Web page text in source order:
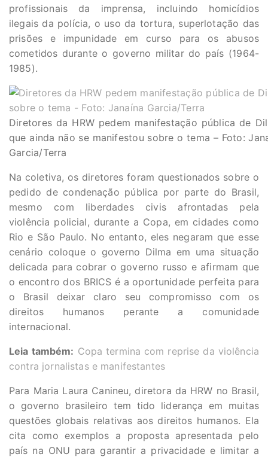
profissionais da imprensa, incluindo homicídios
ilegais da polícia, o uso da tortura, superlotação das
prisões e impunidade em curso para os abusos
cometidos durante o governo militar do país (1964-
1985).
Diretores da HRW pedem manifestação pública de
que ainda não se manifestou sobre o tema – Foto:
Garcia/Terra
Na coletiva, os diretores foram questionados sobre o
pedido de condenação pública por parte do Brasil,
mesmo com liberdades civis afrontadas pela
violência policial, durante a Copa, em cidades como
Rio e São Paulo. No entanto, eles negaram que esse
cenário coloque o governo Dilma em uma situação
delicada para cobrar o governo russo e afirmam que
o encontro dos BRICS é a oportunidade perfeita para
o Brasil deixar claro seu compromisso com os
direitos humanos perante a comunidade
internacional.
Leia também: Copa termina com reprise da violência
contra jornalistas e manifestantes
Para Maria Laura Canineu, diretora da HRW no Brasil,
o governo brasileiro tem tido liderança em muitas
questões globais relativas aos direitos humanos. Ela
cita como exemplos a proposta apresentada pelo
país na ONU para garantir a privacidade e limitar a